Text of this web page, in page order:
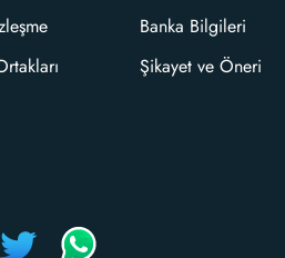
Banka Bilgileri
Şikayet ve Öneri